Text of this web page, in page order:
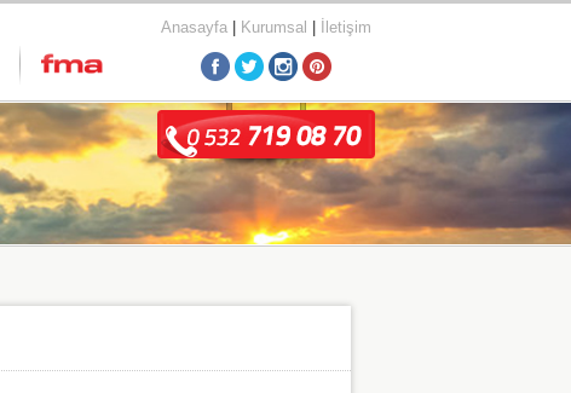
Anasayfa Kurumsal İletişim